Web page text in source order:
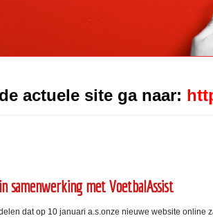
actuele site ga naar:
samenwerking met VoetbalAssist
dat op 10 januari a.s.onze nieuwe website online